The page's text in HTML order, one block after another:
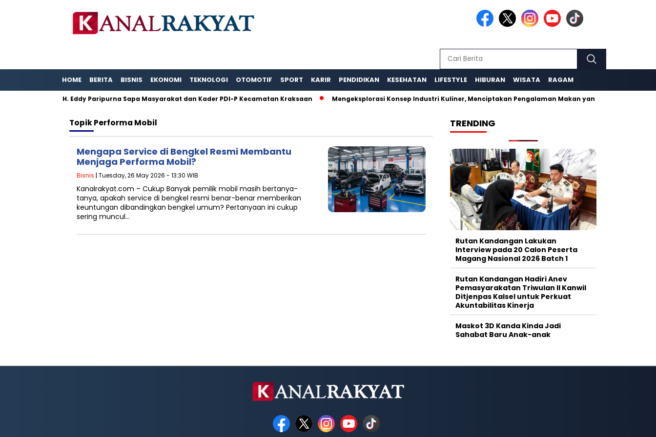
HOME BERITA BISNIS EKONOMI TEKNOLOGI OTOMOTIF SPORT KARIR PENDIDIKAN KESEHATAN LIFESTYLE HIBURAN WISATA RAGAM
H. Eddy Paripurna Sapa Masyarakat dan Kader PDI-P Kecamatan Kraksaan Mengeksplorasi Konsep Industri Kuliner, Menciptakan Pengalaman Makan yang Tak Terlupakan
TopikPerforma Mobil
Mengapa Service di Bengkel Resmi Membantu
Menjaga Performa Mobil?
Bisnis | Tuesday, 26 May 2026 - 13:30 WIB
Kanalrakyat.com – Cukup Banyak pemilik mobil masih bertanya-
tanya, apakah service di bengkel resmi benar-benar memberikan
keuntungan dibandingkan bengkel umum? Pertanyaan ini cukup
sering muncul…
TRENDING
Rutan Kandangan Lakukan
Interview pada 20 Calon Peserta
Magang Nasional 2026 Batch 1
Rutan Kandangan Hadiri Anev
Pemasyarakatan Triwulan II Kanwil
Ditjenpas Kalsel untuk Perkuat
Akuntabilitas Kinerja
Maskot 3D Kanda Kinda Jadi
Sahabat Baru Anak-anak